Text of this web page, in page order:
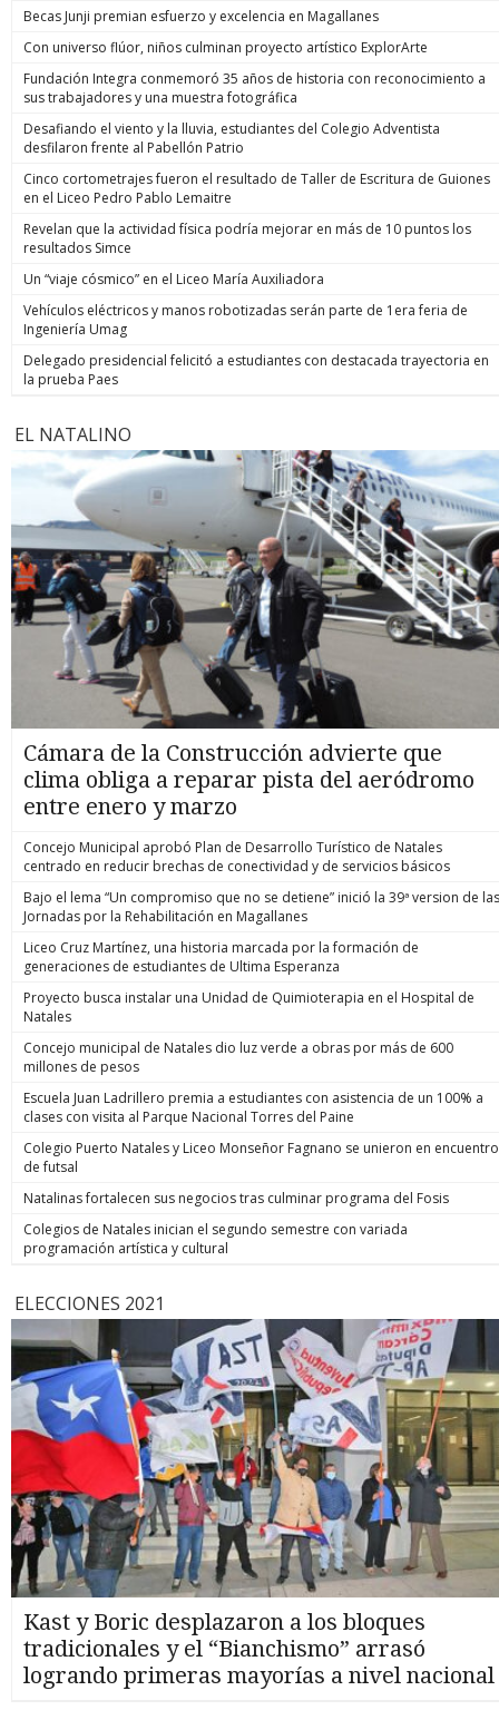
Becas Junji premian esfuerzo y excelencia en Magallanes
Con universo flúor, niños culminan proyecto artístico ExplorArte
Fundación Integra conmemoró 35 años de historia con reconocimiento a
sus trabajadores y una muestra fotográfica
Desafiando el viento y la lluvia, estudiantes del Colegio Adventista
desfilaron frente al Pabellón Patrio
Cinco cortometrajes fueron el resultado de Taller de Escritura de Guiones
en el Liceo Pedro Pablo Lemaitre
Revelan que la actividad física podría mejorar en más de 10 puntos los
resultados Simce
Un “viaje cósmico” en el Liceo María Auxiliadora
Vehículos eléctricos y manos robotizadas serán parte de 1era feria de
Ingeniería Umag
Delegado presidencial felicitó a estudiantes con destacada trayectoria en
la prueba Paes
EL NATALINO
Cámara de la Construcción advierte que
clima obliga a reparar pista del aeródromo
entre enero y marzo
Concejo Municipal aprobó Plan de Desarrollo Turístico de Natales
centrado en reducir brechas de conectividad y de servicios básicos
Bajo el lema “Un compromiso que no se detiene” inició la 39ª version de las
Jornadas por la Rehabilitación en Magallanes
Liceo Cruz Martínez, una historia marcada por la formación de
generaciones de estudiantes de Ultima Esperanza
Proyecto busca instalar una Unidad de Quimioterapia en el Hospital de
Natales
Concejo municipal de Natales dio luz verde a obras por más de 600
millones de pesos
Escuela Juan Ladrillero premia a estudiantes con asistencia de un 100% a
clases con visita al Parque Nacional Torres del Paine
Colegio Puerto Natales y Liceo Monseñor Fagnano se unieron en encuentro
de futsal
Natalinas fortalecen sus negocios tras culminar programa del Fosis
Colegios de Natales inician el segundo semestre con variada
programación artística y cultural
ELECCIONES 2021
Kast y Boric desplazaron a los bloques
tradicionales y el “Bianchismo” arrasó
logrando primeras mayorías a nivel nacional